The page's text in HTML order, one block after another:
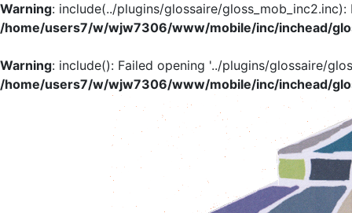
Warning: include(../plugins/glossaire/
/home/users7/w/wjw7306/www/mobile/inc/inchead/
Warning: include(): Failed opening '../plugins/glossaire/
/home/users7/w/wjw7306/www/mobile/inc/inchead/